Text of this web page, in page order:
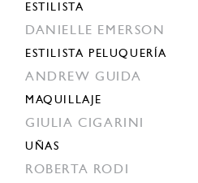
ESTILISTA
DANIELLE EMERSON
ESTILISTA PELUQUERÍA
ANDREW GUIDA
MAQUILLAJE
GIULIA CIGARINI
UÑAS
ROBERTA RODI